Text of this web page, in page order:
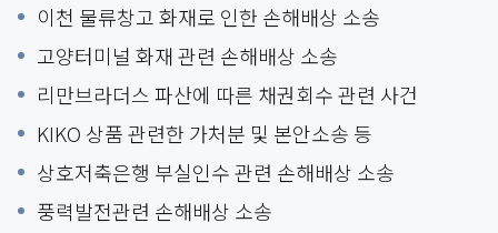
이천 물류창고 화재로 인한 손해배상 소송
고양터미널 화재 관련 손해배상 소송
리만브라더스 파산에 따른 채권회수 관련 사건
KIKO 상품 관련한 가처분 및 본안소송 등
상호저축은행 부실인수 관련 손해배상 소송
풍력발전관련 손해배상 소송